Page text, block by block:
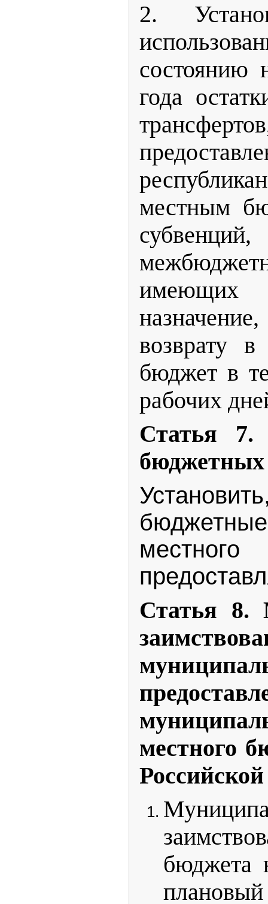
2.
состоянию
года
местным
возврату в
бюджет в
рабочих
Статья 7.
бюджетных
Статья 8.
местного
бюджета